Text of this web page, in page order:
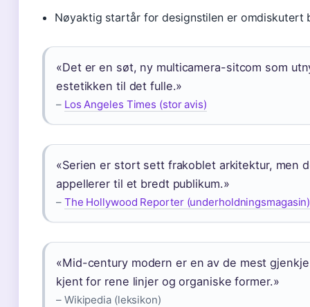
Nøyaktig startår for designstilen er omdiskutert
«Det er en søt, ny multicamera-sitcom som
estetikken til det fulle.»
– Los Angeles Times (stor avis)
«Serien er stort sett frakoblet arkitektur, men
appellerer til et bredt publikum.»
– The Hollywood Reporter (underholdningsmagasin)
«Mid-century modern er en av de mest
kjent for rene linjer og organiske former.»
– Wikipedia (leksikon)